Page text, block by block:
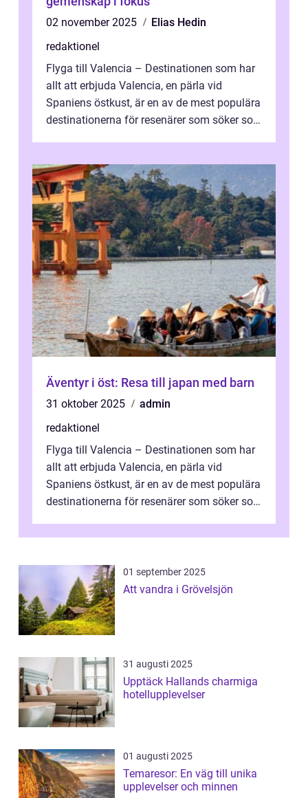
02 november 2025
Elias Hedin
redaktionel
Flyga till Valencia – Destinationen som har
allt att erbjuda Valencia, en pärla vid
Spaniens östkust, är en av de mest populära
destinationerna för resenärer som söker sol,
Äventyr i öst: Resa till japan med barn
31 oktober 2025
admin
redaktionel
Flyga till Valencia – Destinationen som har
allt att erbjuda Valencia, en pärla vid
Spaniens östkust, är en av de mest populära
destinationerna för resenärer som söker sol,
01 september 2025
Att vandra i Grövelsjön
31 augusti 2025
Upptäck Hallands charmiga
hotellupplevelser
01 augusti 2025
Temaresor: En väg till unika
upplevelser och minnen